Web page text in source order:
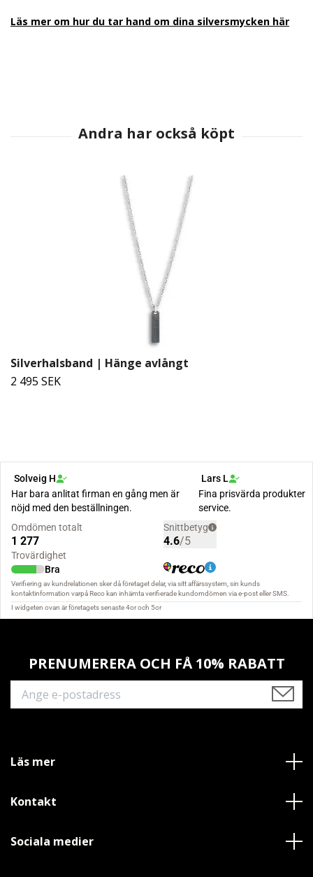
Läs mer om hur du tar hand om dina silversmycken här
Silverhalsband | Hänge avlångt
2 495 SEK
PRENUMERERA OCH FÅ 10% RABATT
Läs mer
Kontakt
Sociala medier